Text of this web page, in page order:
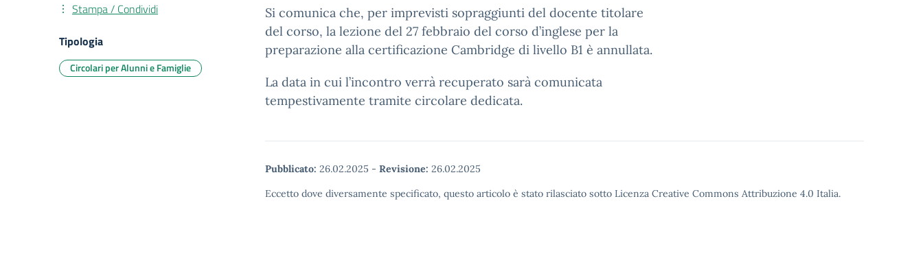
Si comunica che, per imprevisti sopraggiunti del docente titolare
del corso, la lezione del 27 febbraio del corso d’inglese per la
preparazione alla certificazione Cambridge di livello B1 è annullata.
La data in cui l’incontro verrà recuperato sarà comunicata
tempestivamente tramite circolare dedicata.
Pubblicato: 26.02.2025 - Revisione: 26.02.2025
Eccetto dove diversamente specificato, questo articolo è stato rilasciato sotto Licenza Creative Commons Attribuzione 4.0 Italia.
Stampa / Condividi
Tipologia
Circolari per Alunni e Famiglie